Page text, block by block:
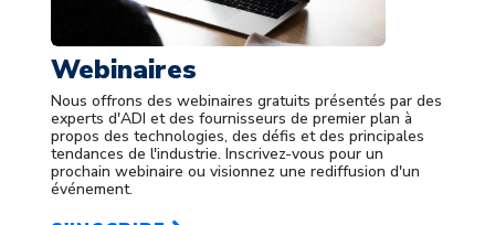
Webinaires
Nous offrons des webinaires gratuits présentés par des
experts d'ADI et des fournisseurs de premier plan à
propos des technologies, des défis et des principales
tendances de l'industrie. Inscrivez-vous pour un
prochain webinaire ou visionnez une rediffusion d'un
événement.